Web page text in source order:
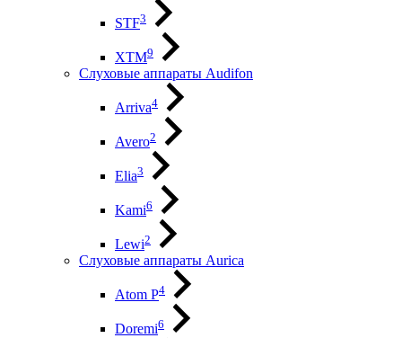
STF3
XTM9
Слуховые аппараты Audifon
Arriva4
Avero2
Elia3
Kami6
Lewi2
Слуховые аппараты Aurica
Atom P4
Doremi6